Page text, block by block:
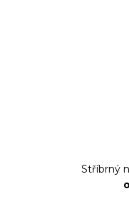
Stříbrný